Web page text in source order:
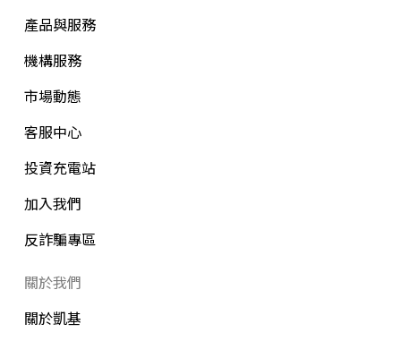
產品與服務
機構服務
市場動態
客服中心
投資充電站
加入我們
反詐騙專區
關於我們
關於凱基